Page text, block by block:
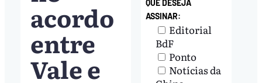
acordo
entre
Vale e
QUE DESEJA
ASSINAR:
Editorial
BdF
Ponto
Notícias da